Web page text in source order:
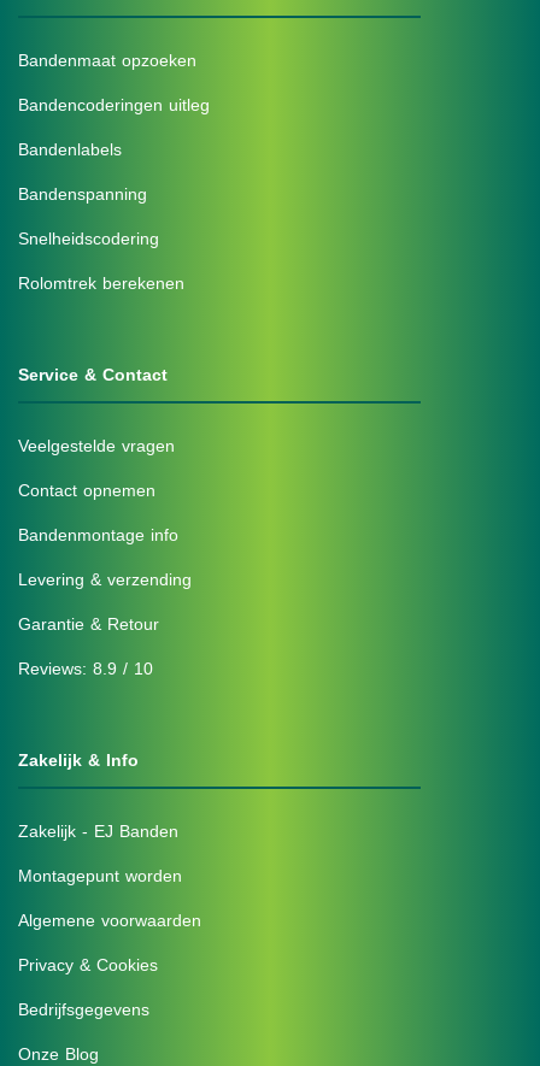
Bandenmaat opzoeken
Bandencoderingen uitleg
Bandenlabels
Bandenspanning
Snelheidscodering
Rolomtrek berekenen
Service & Contact
Veelgestelde vragen
Contact opnemen
Bandenmontage info
Levering & verzending
Garantie & Retour
Reviews: 8.9 / 10
Zakelijk & Info
Zakelijk - EJ Banden
Montagepunt worden
Algemene voorwaarden
Privacy & Cookies
Bedrijfsgegevens
Onze Blog